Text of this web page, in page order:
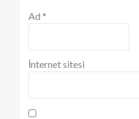
Ad *
İnternet sitesi